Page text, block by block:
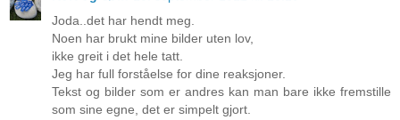
Joda..det har hendt meg.
Noen har brukt mine bilder uten lov,
ikke greit i det hele tatt.
Jeg har full forståelse for dine reaksjoner.
Tekst og bilder som er andres kan man bare ikke fremstille
som sine egne, det er simpelt gjort.